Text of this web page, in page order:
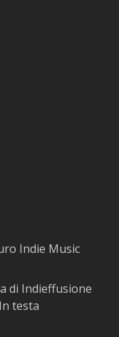
Indie Music
di Indieffusione
testa